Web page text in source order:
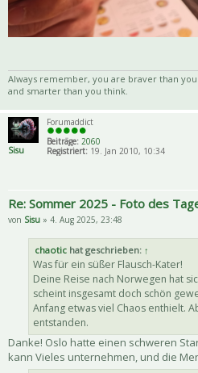
Always remember, you are braver than
and smarter than you think.
Sisu
Forumaddict
Beiträge: 2060
Registriert:19. Jan 2010, 10:34
Re: Sommer 2025 - Foto des
von Sisu » 4. Aug 2025, 23:48
chaotic hat geschrieben: ↑
Was für ein süßer Flausch-Kater!
Deine Reise nach Norwegen hat
scheint insgesamt doch schön
Anfang etwas viel Chaos enthielt.
entstanden.
Danke! Oslo hatte einen schweren
kann Vieles unternehmen, und die